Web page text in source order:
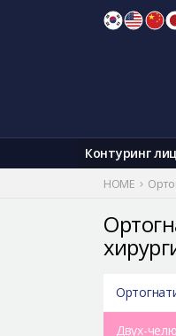
Контуринг
HOME
Двух-